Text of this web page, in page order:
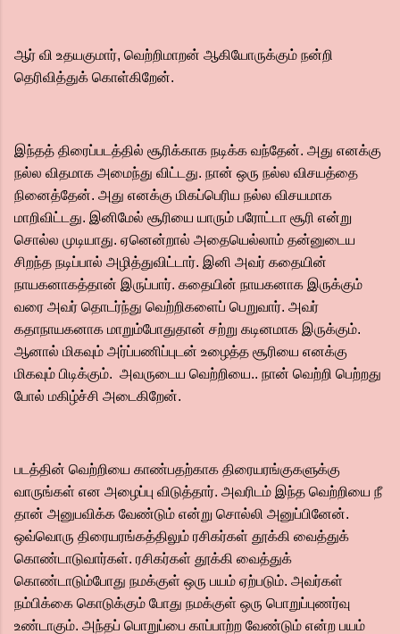
ஆர் வி உதயகுமார், வெற்றிமாறன் ஆகியோருக்கும் நன்றி
தெரிவித்துக் கொள்கிறேன்.
இந்தத் திரைப்படத்தில் சூரிக்காக நடிக்க வந்தேன். அது எனக்கு
நல்ல விதமாக அமைந்து விட்டது. நான் ஒரு நல்ல விசயத்தை
நினைத்தேன். அது எனக்கு மிகப்பெரிய நல்ல விசயமாக
மாறிவிட்டது. இனிமேல் சூரியை யாரும் பரோட்டா சூரி என்று
சொல்ல முடியாது. ஏனென்றால் அதையெல்லாம் தன்னுடைய
சிறந்த நடிப்பால் அழித்துவிட்டார். இனி அவர் கதையின்
நாயகனாகத்தான் இருப்பார். கதையின் நாயகனாக இருக்கும்
வரை அவர் தொடர்ந்து வெற்றிகளைப் பெறுவார். அவர்
கதாநாயகனாக மாறும்போதுதான் சற்று கடினமாக இருக்கும்.
ஆனால் மிகவும் அர்ப்பணிப்புடன் உழைத்த சூரியை எனக்கு
மிகவும் பிடிக்கும். அவருடைய வெற்றியை.. நான் வெற்றி பெற்றது
போல் மகிழ்ச்சி அடைகிறேன்.
படத்தின் வெற்றியை காண்பதற்காக திரையரங்குகளுக்கு
வாருங்கள் என அழைப்பு விடுத்தார். அவரிடம் இந்த வெற்றியை நீ
தான் அனுபவிக்க வேண்டும் என்று சொல்லி அனுப்பினேன்.
ஒவ்வொரு திரையரங்கத்திலும் ரசிகர்கள் தூக்கி வைத்துக்
கொண்டாடுவார்கள். ரசிகர்கள் தூக்கி வைத்துக்
கொண்டாடும்போது நமக்குள் ஒரு பயம் ஏற்படும். அவர்கள்
நம்பிக்கை கொடுக்கும் போது நமக்குள் ஒரு பொறுப்புணர்வு
உண்டாகும். அந்தப் பொறுப்பை காப்பாற்ற வேண்டும் என்ற பயம்